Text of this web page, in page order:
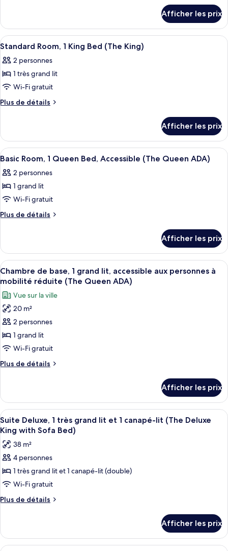
chambre :
Standard
Room,
Queen
Bed
(The
Queen)
Standard
Room,
1
Bed
(The
Afficher les prix
Afficher
toutes
les
photos
pour
ce
chambre :
Standard
Room,
King
Bed
(The
King)
Une chambre à coucher bien
10
Standard Room, 1 King Bed (The King)
2 personnes
1 très grand lit
Wi-Fi gratuit
Plus de détails
Plus
Standard
Room,
1
Bed
(The
Afficher les prix
Afficher
toutes
les
photos
pour
ce
chambre :
Basic
Room,
1
Queen
Bed,
Accessible
(The
Queen
ADA)
Une chambre à coucher
9
Basic Room, 1 Queen Bed, Accessible (The Queen ADA)
2 personnes
1 grand lit
Wi-Fi gratuit
Plus de détails
Plus
Basic
Room,
1
Queen
Accessible
(The
Queen
ADA)
Afficher les prix
Afficher
toutes
les
photos
pour
ce
type
de
chambre :
Chambre
base,
grand
lit,
accessible
aux
personnes
à
mobilité
réduite
ADA)
Un lit bien fait, agrémenté d’un
8
Chambre de base, 1 grand lit, accessible aux personnes à
mobilité réduite (The Queen ADA)
Vue sur la ville
20 m²
2 personnes
1 grand lit
Wi-Fi gratuit
Plus de détails
Plus
Chambre
de
base,
1
grand
lit,
accessible
personnes
à
réduite
Afficher les prix
Afficher
toutes
les
photos
pour
ce
type
de
Deluxe,
Une pièce comprenant un canapé,
7
Suite Deluxe, 1 très grand lit et 1 canapé-lit (The Deluxe
King with Sofa Bed)
38 m²
4 personnes
1 très grand lit et 1 canapé-lit (double)
Wi-Fi gratuit
Plus de détails
Plus
Suite
Deluxe,
Afficher les prix
Une chambre d’hôtel avec un